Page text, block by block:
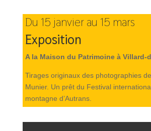
Du 15 janvier au 15 mars
Exposition
A la Maison du Patrimoine à Villard-
Tirages originaux des photographies
Munier. Un prêt du Festival
montagne d’Autrans.